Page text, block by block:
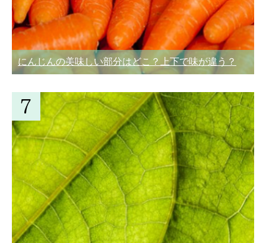
にんじんの美味しい部分はどこ？上下で味が違う？